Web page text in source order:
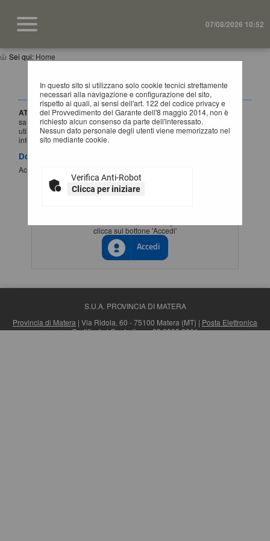
07/08/2026 10:52
Sei qui: Home
In questo sito si utilizzano solo cookie tecnici strettamente
necessari alla navigazione e configurazione del sito,
rispetto ai quali, ai sensi dell'art. 122 del codice privacy e
del Provvedimento del Garante dell'8 maggio 2014, non è
richiesto alcun consenso da parte dell'interessato.
Nessun dato personale degli utenti viene memorizzato nel
sito mediante cookie.
Verifica Anti-Robot
Clicca per iniziare
ACCESSO
ATTENZIONE:a partire dal1 Luglio 2026l'accesso alla piattaforma
sarà possibile esclusivamente tramite SSO (Single-Sign ON),
utilizzando un'identità digitale SPID / CIE / EIDAS. Per maggiori
informazioni si rimanda al manuale qui disponibile.
Documenti
Accesso al portale Single Sign-ON
ACCESSO CON IDENTITÀ DIGITALE
clicca sul bottone 'Accedi'
Accedi
S.U.A. PROVINCIA DI MATERA
Provincia di Matera | Via Ridola, 60 - 75100 Matera (MT) | Posta Elettronica
Certificata| Centralino: +39 0835 3061